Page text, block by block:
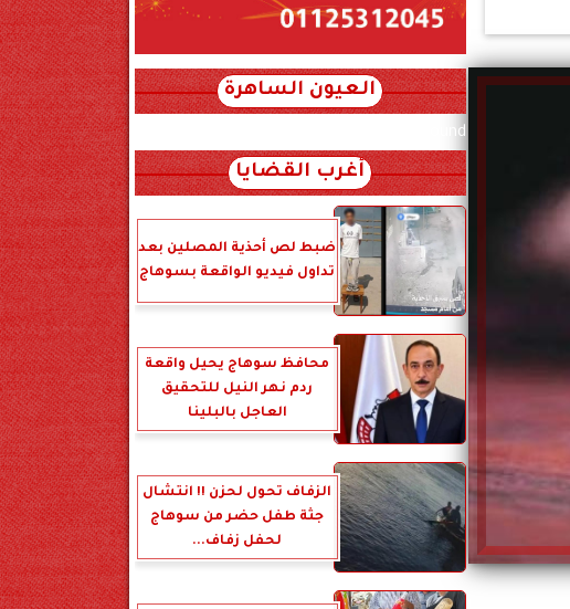
العيون الساهرة
xml_json/rss/~12.xml x0n not found
أغرب القضايا
ضبط لص أحذية المصلين بعد
تداول فيديو الواقعة بسوهاج
محافظ سوهاج يحيل واقعة
ردم نهر النيل للتحقيق
العاجل بالبلينا
الزفاف تحول لحزن !! انتشال
جثة طفل حضر من سوهاج
لحفل زفاف...